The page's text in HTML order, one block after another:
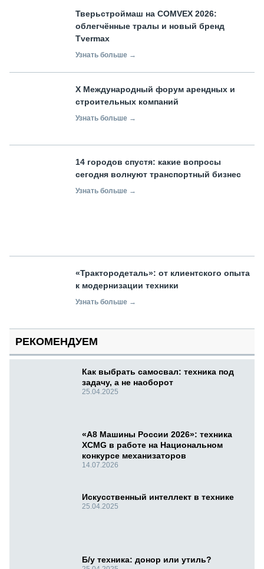
Тверьстроймаш на COMVEX 2026:
облегчённые тралы и новый бренд
Tvermax
Узнать больше →
X Международный форум арендных и
строительных компаний
Узнать больше →
14 городов спустя: какие вопросы
сегодня волнуют транспортный бизнес
Узнать больше →
«Трактородеталь»: от клиентского опыта
к модернизации техники
Узнать больше →
РЕКОМЕНДУЕМ
Как выбрать самосвал: техника под
задачу, а не наоборот
25.04.2025
«А8 Машины России 2026»: техника
XCMG в работе на Национальном
конкурсе механизаторов
14.07.2026
Искусственный интеллект в технике
25.04.2025
Б/у техника: донор или утиль?